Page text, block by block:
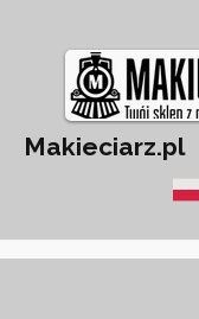
Makieciarz.pl